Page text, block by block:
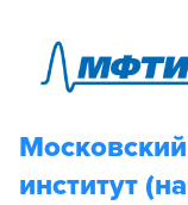
институт